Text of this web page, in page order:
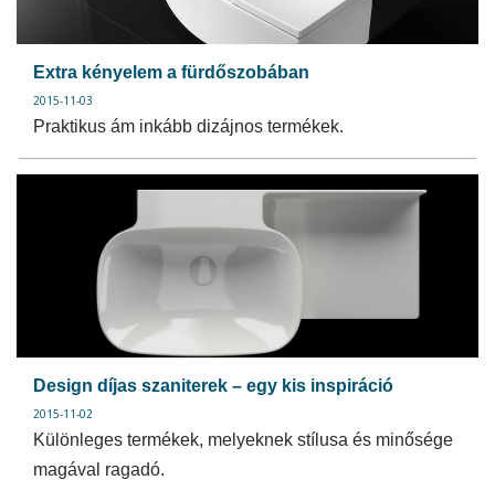
Extra kényelem a fürdőszobában
2015-11-03
Praktikus ám inkább dizájnos termékek.
Design díjas szaniterek – egy kis inspiráció
2015-11-02
Különleges termékek, melyeknek stílusa és minősége
magával ragadó.